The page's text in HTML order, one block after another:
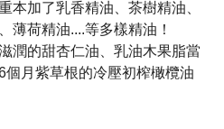
本加了乳香精油、茶樹精油、
薄荷精油....等多樣精油！
潤的甜杏仁油、乳油木果脂當
月紫草根的冷壓初榨橄欖油